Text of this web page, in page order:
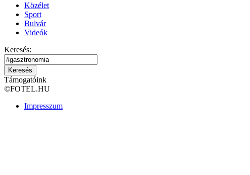
Közélet
Sport
Bulvár
Videók
Keresés:
Keresés
Támogatóink
©FOTEL.HU
Impresszum